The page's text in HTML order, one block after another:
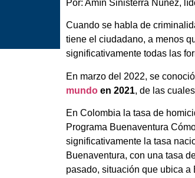
Por: Amín Sinisterra Núñez,
Cuando se habla de
tiene el ciudadano, a menos
significativamente todas las
En marzo del 2022, se
mundo en 2021, de las
En Colombia la tasa de
Programa Buenaventura
significativamente la tasa
Buenaventura, con una tasa
pasado, situación que ubica